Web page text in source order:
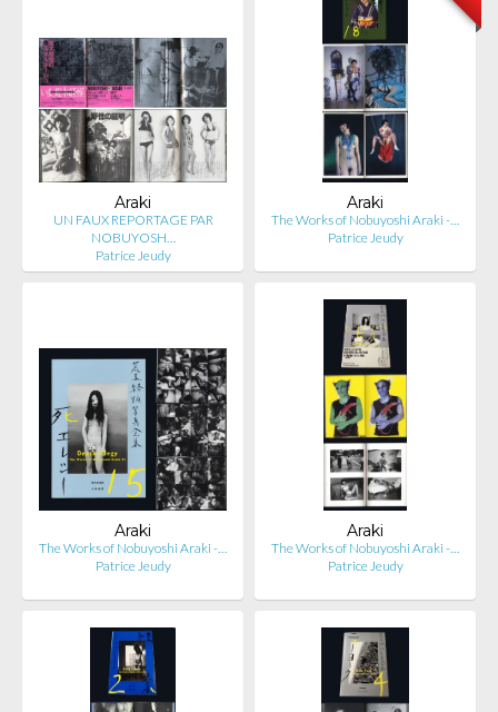
Araki
UN FAUX REPORTAGE PAR
NOBUYOSH…
Patrice Jeudy
Araki
The Works of Nobuyoshi Araki -…
Patrice Jeudy
Araki
The Works of Nobuyoshi Araki -…
Patrice Jeudy
Araki
The Works of Nobuyoshi Araki -…
Patrice Jeudy